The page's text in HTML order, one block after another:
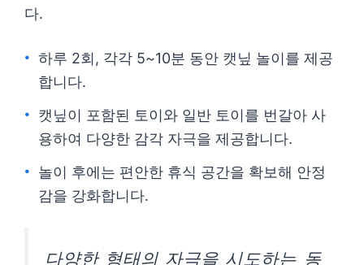
다.
하루 2회, 각각 5~10분 동안 캣닢 놀이를 제공
합니다.
캣닢이 포함된 토이와 일반 토이를 번갈아 사
용하여 다양한 감각 자극을 제공합니다.
놀이 후에는 편안한 휴식 공간을 확보해 안정
감을 강화합니다.
다양한 형태의 자극을 시도하는 동